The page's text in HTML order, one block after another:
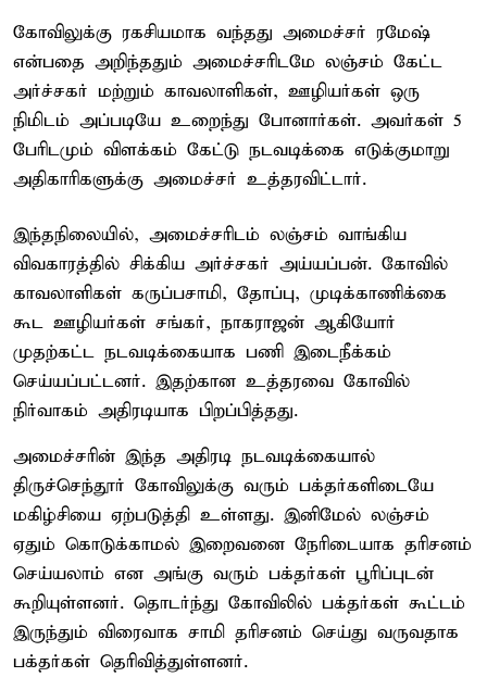
கோவிலுக்கு ரகசியமாக வந்தது அமைச்சர் ரமேஷ்
என்பதை அறிந்ததும் அமைச்சரிடமே லஞ்சம் கேட்ட
அர்ச்சகர் மற்றும் காவலாளிகள், ஊழியர்கள் ஒரு
நிமிடம் அப்படியே உறைந்து போனார்கள். அவர்கள் 5
பேரிடமும் விளக்கம் கேட்டு நடவடிக்கை எடுக்குமாறு
அதிகாரிகளுக்கு அமைச்சர் உத்தரவிட்டார்.
இந்தநிலையில், அமைச்சரிடம் லஞ்சம் வாங்கிய
விவகாரத்தில் சிக்கிய அர்ச்சகர் அய்யப்பன். கோவில்
காவலாளிகள் கருப்பசாமி, தோப்பு, முடிக்காணிக்கை
கூட ஊழியர்கள் சங்கர், நாகராஜன் ஆகியோர்
முதற்கட்ட நடவடிக்கையாக பணி இடைநீக்கம்
செய்யப்பட்டனர். இதற்கான உத்தரவை கோவில்
நிர்வாகம் அதிரடியாக பிறப்பித்தது.
அமைச்சரின் இந்த அதிரடி நடவடிக்கையால்
திருச்செந்தூர் கோவிலுக்கு வரும் பக்தர்களிடையே
மகிழ்சியை ஏற்படுத்தி உள்ளது. இனிமேல் லஞ்சம்
ஏதும் கொடுக்காமல் இறைவனை நேரிடையாக தரிசனம்
செய்யலாம் என அங்கு வரும் பக்தர்கள் பூரிப்புடன்
கூறியுள்ளனர். தொடர்ந்து கோவிலில் பக்தர்கள் கூட்டம்
இருந்தும் விரைவாக சாமி தரிசனம் செய்து வருவதாக
பக்தர்கள் தெரிவித்துள்ளனர்.